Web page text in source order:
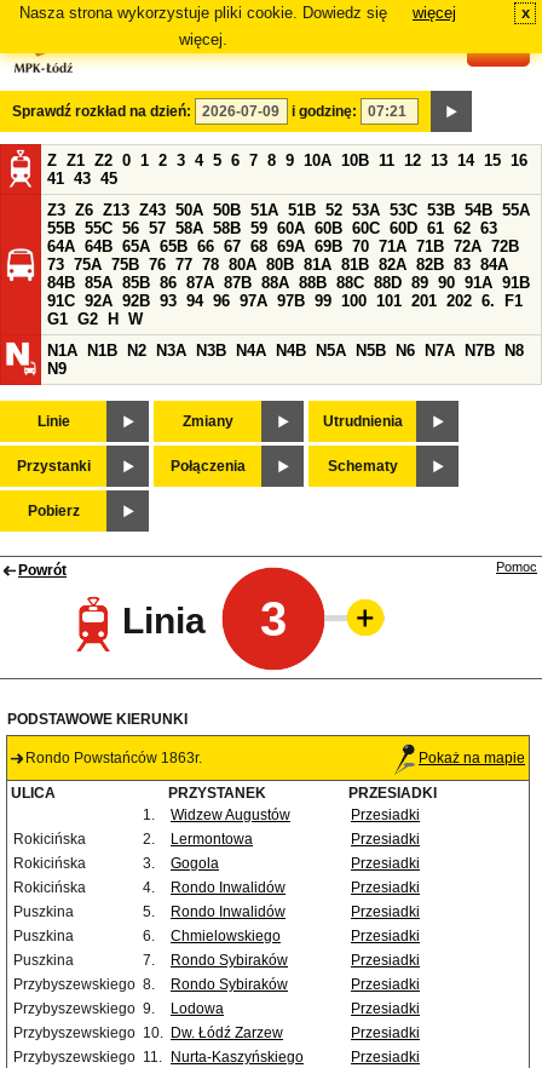
Nasza strona wykorzystuje pliki cookie. Dowiedz się
więcej.
więcej x
Sprawdź rozkład na dzień: i godzinę:
Z Z1 Z2 0 1 2 3 4 5 6 7 8 9 10A 10B 11 12 13 14 15 16
41 43 45
Z3 Z6 Z13 Z43 50A 50B 51A 51B 52 53A 53C 53B 54B 55A
55B 55C 56 57 58A 58B 59 60A 60B 60C 60D 61 62 63
64A 64B 65A 65B 66 67 68 69A 69B 70 71A 71B 72A 72B
73 75A 75B 76 77 78 80A 80B 81A 81B 82A 82B 83 84A
84B 85A 85B 86 87A 87B 88A 88B 88C 88D 89 90 91A 91B
91C 92A 92B 93 94 96 97A 97B 99 100 101 201 202 6.
F1
G1 G2 H
W
N1A
N1B N2 N3A N3B N4A N4B N5A N5B N6 N7A N7B
N8
N9
Linie Zmiany Utrudnienia
Przystanki Połączenia Schematy
Pobierz
Powrót
Linia 3
Pomoc
PODSTAWOWE KIERUNKI
Rondo Powstańców 1863r. Pokaż na mapie
ULICA PRZYSTANEK
PRZESIADKI
1.
Widzew Augustów
Przesiadki
Rokicińska
2. Lermontowa
Przesiadki
Rokicińska
3. Gogola
Przesiadki
Rokicińska
4. Rondo Inwalidów
Przesiadki
Puszkina
5. Rondo Inwalidów
Przesiadki
Puszkina
6. Chmielowskiego
Przesiadki
Puszkina
7. Rondo Sybiraków
Przesiadki
Przybyszewskiego 8. Rondo Sybiraków
Przesiadki
Przybyszewskiego 9. Lodowa
Przesiadki
Przybyszewskiego 10. Dw. Łódź Zarzew
Przesiadki
Przybyszewskiego 11. Nurta-Kaszyńskiego
Przesiadki